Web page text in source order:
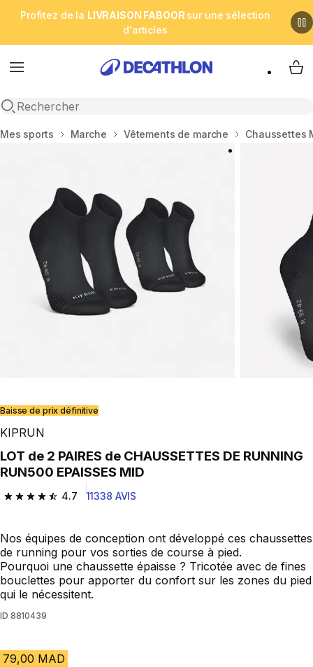
Profitez de la LIVRAISON FABOOR sur une sélection
d'articles
Menu
Open search
My
Accueil
Mes sports Marche Vêtements de marche Chaussettes
Baisse de prix définitive
KIPRUN
LOT de 2 PAIRES de CHAUSSETTES DE RUNNING
RUN500 EPAISSES MID
4.7
4.7 out of 5 stars from 11338 reviews
11338 AVIS
Nos équipes de conception ont développé ces chaussettes
de running pour vos sorties de course à pied.
Pourquoi une chaussette épaisse ? Tricotée avec de fines
bouclettes pour apporter du confort sur les zones du pied
qui le nécessitent.
ID 8810439
79,00 MAD